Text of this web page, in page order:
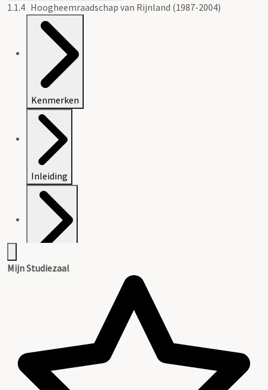
1.1.4 Hoogheemraadschap van Rijnland (1987-2004)
Kenmerken
Inleiding
Mijn Studiezaal